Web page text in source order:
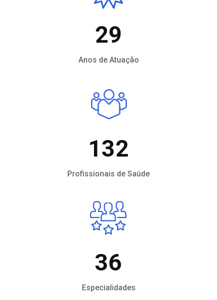
29
Anos de Atuação
132
Profissionais de Saúde
36
Especialidades